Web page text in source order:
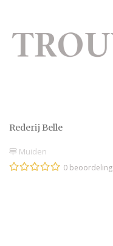
Rederij Belle
Muiden
0 beoordeling